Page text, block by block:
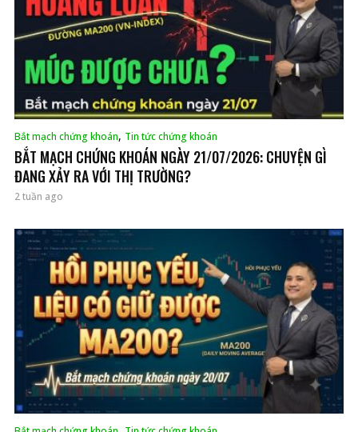
Bắt mạch chứng khoán, Tin tức chứng khoán
BẮT MẠCH CHỨNG KHOÁN NGÀY 21/07/2026: CHUYỆN GÌ
ĐANG XẢY RA VỚI THỊ TRƯỜNG?
2 tuần ago